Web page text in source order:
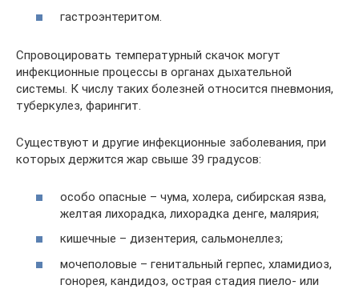
гастроэнтеритом.
Спровоцировать температурный скачок могут
инфекционные процессы в органах дыхательной
системы. К числу таких болезней относится пневмония,
туберкулез, фарингит.
Существуют и другие инфекционные заболевания, при
которых держится жар свыше 39 градусов:
особо опасные – чума, холера, сибирская язва,
желтая лихорадка, лихорадка денге, малярия;
кишечные – дизентерия, сальмонеллез;
мочеполовые – генитальный герпес, хламидиоз,
гонорея, кандидоз, острая стадия пиело- или